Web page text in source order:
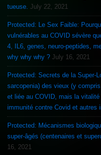
tueuse. July 22, 2021
Protected: Le Sex Faible:
vulnérables au COVID sévère
4, IL6, genes, neuro-peptides,
why why why ? July 16, 2021
Protected: Secrets de la Super-Longévité: La Frailty (faiblesse via
sarcopenia) des vieux (y
et liée au COVID, mais la
immunité contre Covid et autres
Protected: Mécanismes
super-âgés (centenaires et
16, 2021